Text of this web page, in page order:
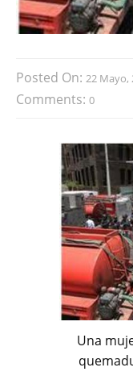
Posted On: 22 Mayo,
Comments: 0
Una